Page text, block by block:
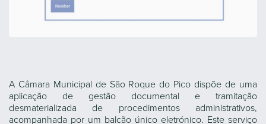
A Câmara Municipal de São Roque do Pico dispõe de uma
aplicação de gestão documental e tramitação
desmaterializada de procedimentos administrativos,
acompanhada por um balcão único eletrónico. Este serviço